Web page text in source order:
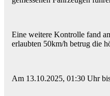
Eine weitere Kontrolle fand
erlaubten 50km/h betrug die
Am 13.10.2025, 01:30 Uhr